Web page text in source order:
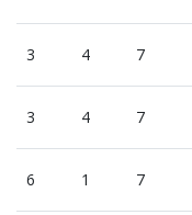
3 4 7
3 4 7
6 1 7